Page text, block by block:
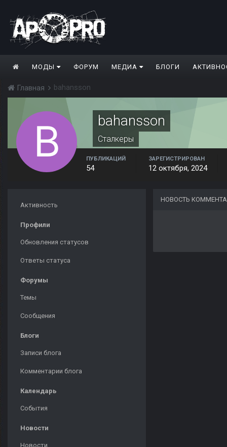
МОДЫ ФОРУМ МЕДИА БЛОГИ
Главная bahansson
bahansson
Сталкеры
ПУБЛИКАЦИЙ
54
ЗАРЕГИСТРИРОВАН
12 октября, 2024
Активность
Профили
Обновления статусов
Ответы статуса
Форумы
Темы
Сообщения
Блоги
Записи блога
Комментарии блога
Календарь
События
Новости
Новости
НОВОСТЬ